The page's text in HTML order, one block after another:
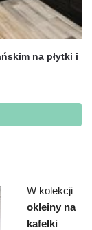
na płytki i
W kolekcji
okleiny na
kafelki